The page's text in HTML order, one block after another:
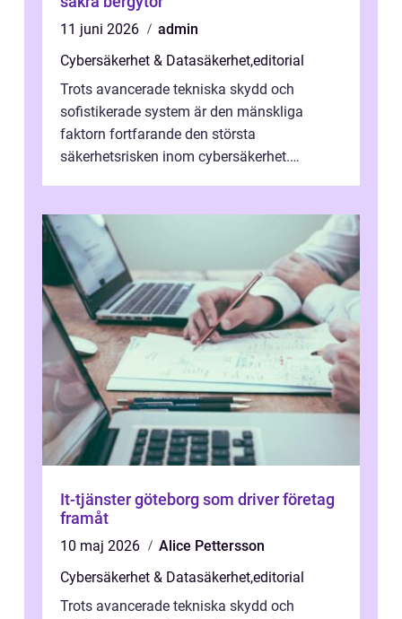
11 juni 2026
admin
Cybersäkerhet & Datasäkerhet,editorial
Trots avancerade tekniska skydd och
sofistikerade system är den mänskliga
faktorn fortfarande den största
säkerhetsrisken inom cybersäkerhet.
It-tjänster göteborg som driver företag
framåt
10 maj 2026
Alice Pettersson
Cybersäkerhet & Datasäkerhet,editorial
Trots avancerade tekniska skydd och